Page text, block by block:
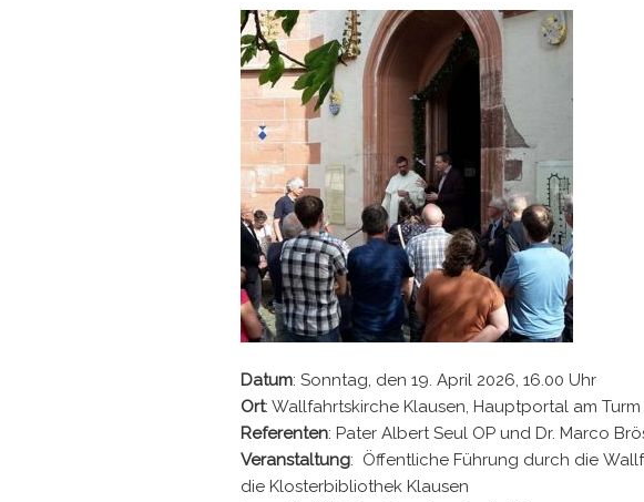
Datum: Sonntag, den 19. April 2026, 16.00 Uhr
Ort: Wallfahrtskirche Klausen, Hauptportal am Turm
Referenten: Pater Albert Seul OP und Dr. Marco
Veranstaltung: Öffentliche Führung durch die
die Klosterbibliothek Klausen